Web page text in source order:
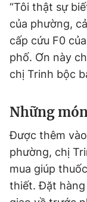
“Tôi thật sự
của phường,
cấp cứu F0
phố. Ơn này
chị Trinh bộc
Những
Được thêm
phường, chị
mua giúp
thiết. Đặt hàng